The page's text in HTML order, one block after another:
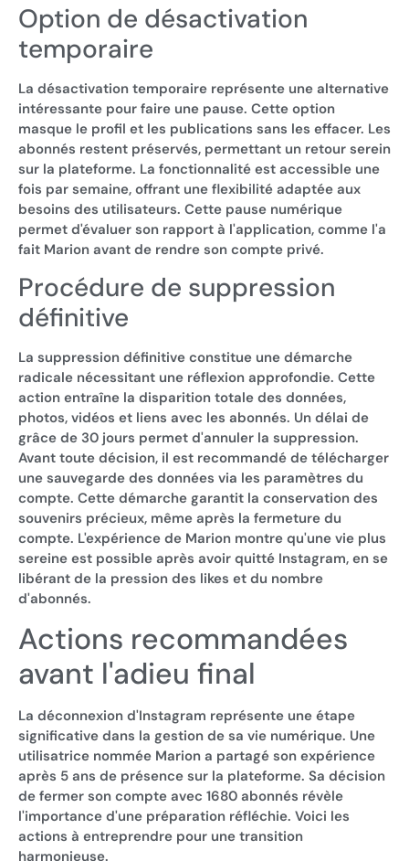
Option de désactivation
temporaire
La désactivation temporaire représente une alternative
intéressante pour faire une pause. Cette option
masque le profil et les publications sans les effacer. Les
abonnés restent préservés, permettant un retour serein
sur la plateforme. La fonctionnalité est accessible une
fois par semaine, offrant une flexibilité adaptée aux
besoins des utilisateurs. Cette pause numérique
permet d'évaluer son rapport à l'application, comme l'a
fait Marion avant de rendre son compte privé.
Procédure de suppression
définitive
La suppression définitive constitue une démarche
radicale nécessitant une réflexion approfondie. Cette
action entraîne la disparition totale des données,
photos, vidéos et liens avec les abonnés. Un délai de
grâce de 30 jours permet d'annuler la suppression.
Avant toute décision, il est recommandé de télécharger
une sauvegarde des données via les paramètres du
compte. Cette démarche garantit la conservation des
souvenirs précieux, même après la fermeture du
compte. L'expérience de Marion montre qu'une vie plus
sereine est possible après avoir quitté Instagram, en se
libérant de la pression des likes et du nombre
d'abonnés.
Actions recommandées
avant l'adieu final
La déconnexion d'Instagram représente une étape
significative dans la gestion de sa vie numérique. Une
utilisatrice nommée Marion a partagé son expérience
après 5 ans de présence sur la plateforme. Sa décision
de fermer son compte avec 1680 abonnés révèle
l'importance d'une préparation réfléchie. Voici les
actions à entreprendre pour une transition
harmonieuse.